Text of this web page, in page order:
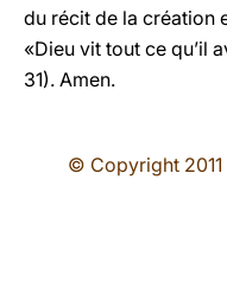
du récit de la création
«Dieu vit tout ce qu’il
31). Amen.
© Copyright